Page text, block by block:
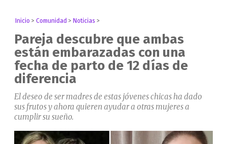
Inicio >Comunidad > Noticias >
Pareja descubre que ambas
están embarazadas con una
fecha de parto de 12 días de
diferencia
El deseo de ser madres de estas jóvenes chicas ha dado
sus frutos y ahora quieren ayudar a otras mujeres a
cumplir su sueño.